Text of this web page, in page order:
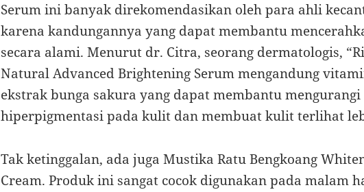
Serum ini banyak direkomendasikan oleh para ahli
karena kandungannya yang dapat membantu
secara alami. Menurut dr. Citra, seorang dermatologis,
Natural Advanced Brightening Serum mengandung
ekstrak bunga sakura yang dapat membantu mengurangi
hiperpigmentasi pada kulit dan membuat kulit terlihat
Tak ketinggalan, ada juga Mustika Ratu Bengkoang
Cream. Produk ini sangat cocok digunakan pada malam